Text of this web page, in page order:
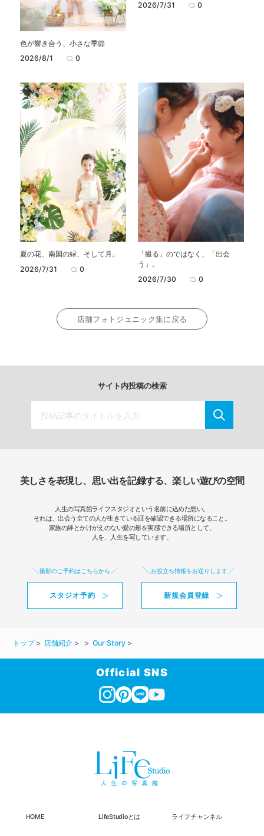
色が響き合う、小さな季節
2026/8/1
0
2026/7/31
0
夏の花、南国の緑、そして月。
2026/7/31
0
「撮る」のではなく、「出会
う」。
2026/7/30
0
店舗フォトジェニック集に戻る
サイト内投稿の検索
美しさを表現し、思い出を記録する、楽しい遊びの空間
人生の写真館ライフスタジオという名前に込めた想い。
それは、出会う全ての人が生きている証を確認できる場所になること。
家族の絆とかけがえのない愛の形を実感できる場所として、
人を、人生を写しています。
撮影のご予約はこちらから
スタジオ予約
お役立ち情報をお送りします
新規会員登録
トップ 店舗紹介 Our Story
Official SNS
HOME LifeStudioとは ライフチャンネル